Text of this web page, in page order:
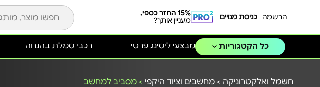
הרשמה כניסת מנויים
15% החזר כספי,
מעניין אותך?
כל הקטגוריות מבצעי ליסינג פרטי רכבי סמלת בהנחה
חשמל ואלקטרוניקה > מחשבים וציוד היקפי > מסביב למחשב